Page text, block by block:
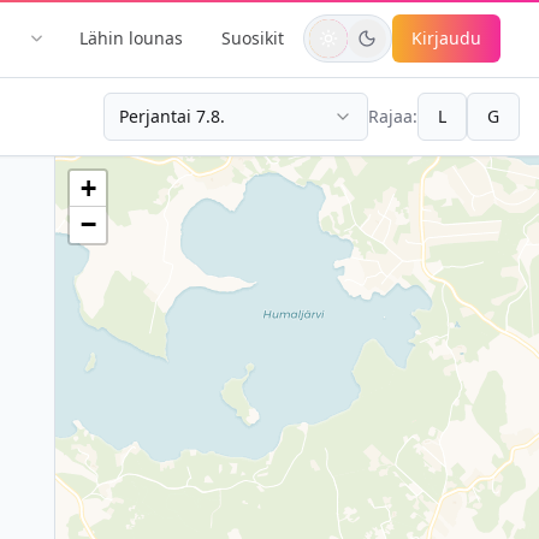
Lähin lounas Suosikit Kirjaudu
Perjantai 7.8. Rajaa: L G
+
−